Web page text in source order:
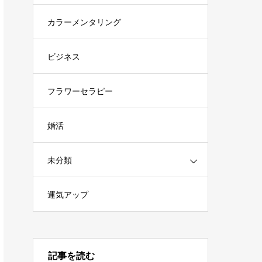
カラーメンタリング
ビジネス
フラワーセラピー
婚活
未分類
運気アップ
記事を読む